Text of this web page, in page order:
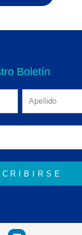
Boletín